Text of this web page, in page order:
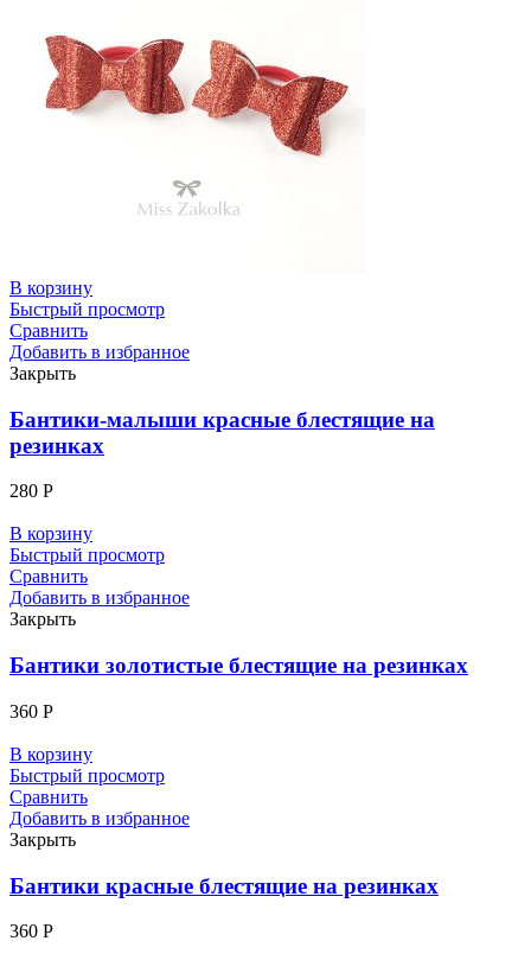
В корзину
Быстрый просмотр
Сравнить
Добавить в избранное
Закрыть
Бантики-малыши красные блестящие на
резинках
280 Р
В корзину
Быстрый просмотр
Сравнить
Добавить в избранное
Закрыть
Бантики золотистые блестящие на резинках
360 Р
В корзину
Быстрый просмотр
Сравнить
Добавить в избранное
Закрыть
Бантики красные блестящие на резинках
360 Р